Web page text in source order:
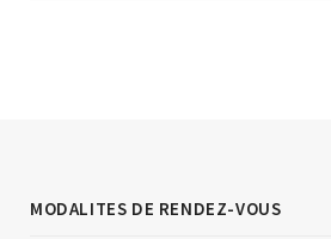
MODALITES DE RENDEZ-VOUS